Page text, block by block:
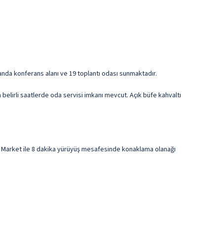
konferans alanı ve 19 toplantı odası sunmaktadır.
saatlerde oda servisi imkanı mevcut. Açık büfe kahvaltı
ile 8 dakika yürüyüş mesafesinde konaklama olanağı